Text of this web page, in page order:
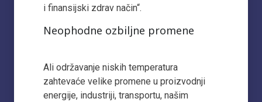
i finansijski zdrav način“.
Neophodne ozbiljne promene
Ali održavanje niskih temperatura
zahtevaće velike promene u proizvodnji
energije, industriji, transportu, našim